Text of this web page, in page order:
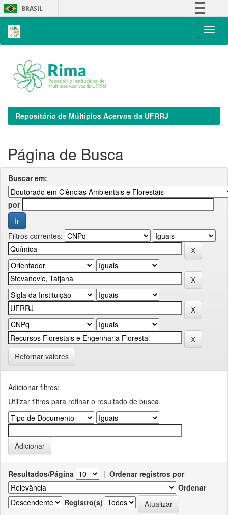
Skip
navigation
BRASIL
Repositório de Múltiplos Acervos da UFRRJ
Página de Busca
Buscar em:
por
Filtros correntes:
Retornar valores
Adicionar filtros:
Utilizar filtros para refinar o resultado de busca.
Resultados/Página | Ordenar registros por
Ordenar
Registro(s)